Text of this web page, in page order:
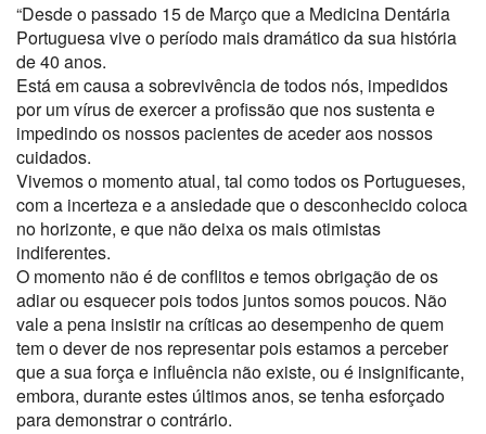
“Desde o passado 15 de Março que a Medicina Dentária
Portuguesa vive o período mais dramático da sua história
de 40 anos.
Está em causa a sobrevivência de todos nós, impedidos
por um vírus de exercer a profissão que nos sustenta e
impedindo os nossos pacientes de aceder aos nossos
cuidados.
Vivemos o momento atual, tal como todos os Portugueses,
com a incerteza e a ansiedade que o desconhecido coloca
no horizonte, e que não deixa os mais otimistas
indiferentes.
O momento não é de conflitos e temos obrigação de os
adiar ou esquecer pois todos juntos somos poucos. Não
vale a pena insistir na críticas ao desempenho de quem
tem o dever de nos representar pois estamos a perceber
que a sua força e influência não existe, ou é insignificante,
embora, durante estes últimos anos, se tenha esforçado
para demonstrar o contrário.